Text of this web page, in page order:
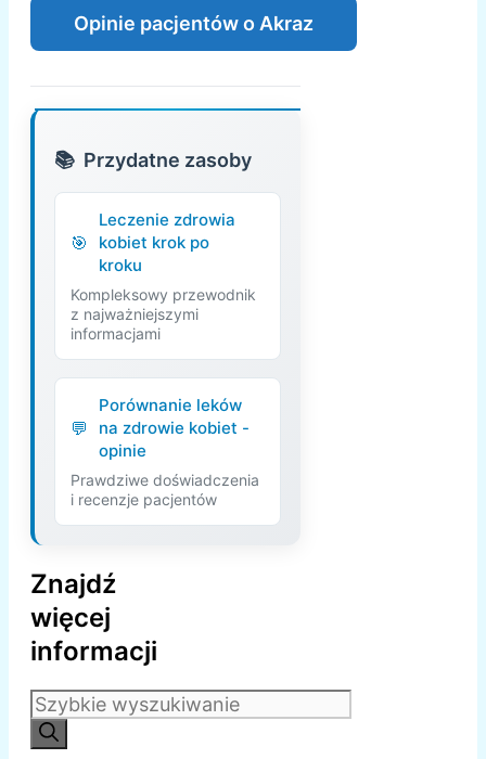
Opinie pacjentów o Akraz
Przydatne zasoby
Leczenie zdrowia
kobiet krok po
kroku
Kompleksowy przewodnik
z najważniejszymi
informacjami
Porównanie leków
na zdrowie kobiet -
opinie
Prawdziwe doświadczenia
i recenzje pacjentów
Znajdź
więcej
informacji
Szukaj: